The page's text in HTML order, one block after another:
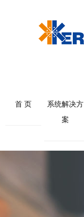
首 页
系统解决方
案